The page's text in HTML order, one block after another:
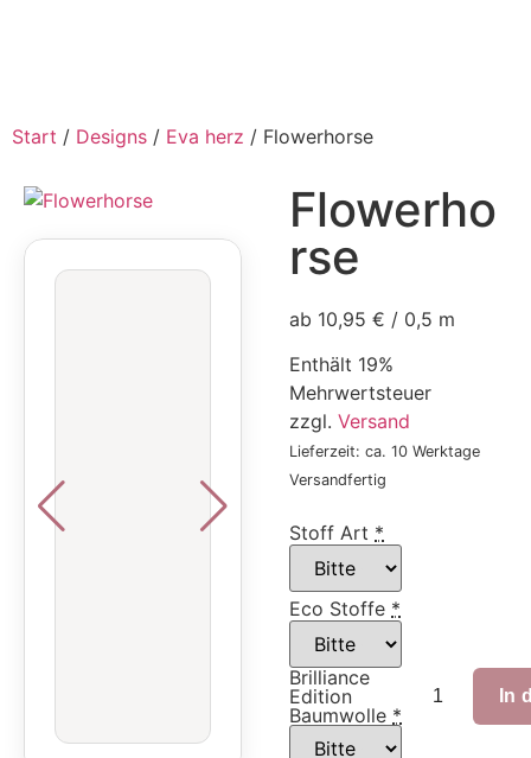
Start / Designs / Eva herz / Flowerhorse
Flowerho
rse
ab 10,95 € / 0,5 m
Enthält 19%
Mehrwertsteuer
zzgl. Versand
Lieferzeit: ca. 10 Werktage
Versandfertig
Stoff Art *
Eco Stoffe *
Brilliance
Edition
Baumwolle *
In